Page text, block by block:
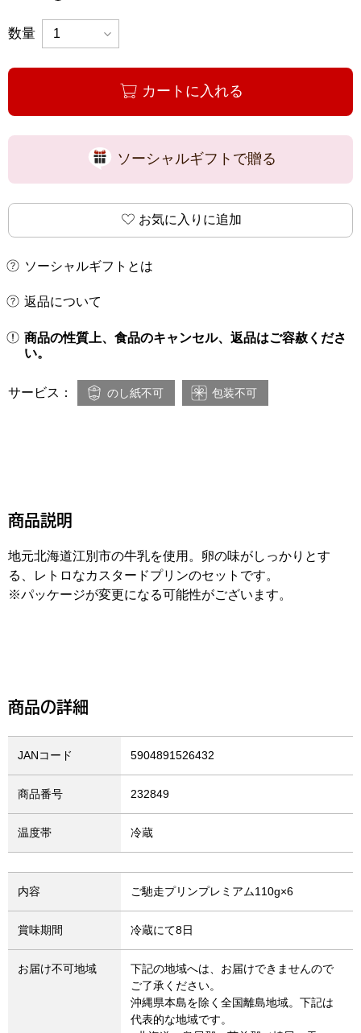
数量
カートに入れる
ソーシャルギフトで贈る
お気に入りに追加
ソーシャルギフトとは
返品について
商品の性質上、食品のキャンセル、返品はご容赦くださ
い。
サービス： のし紙不可 包装不可
商品説明
地元北海道江別市の牛乳を使用。卵の味がしっかりとす
る、レトロなカスタードプリンのセットです。
※パッケージが変更になる可能性がございます。
商品の詳細
JANコード 5904891526432
商品番号 232849
温度帯 冷蔵
内容 ご馳走プリンプレミアム110g×6
賞味期間 冷蔵にて8日
お届け不可地域
下記の地域へは、お届けできませんので
ご了承ください。
沖縄県本島を除く全国離島地域。下記は
代表的な地域です。